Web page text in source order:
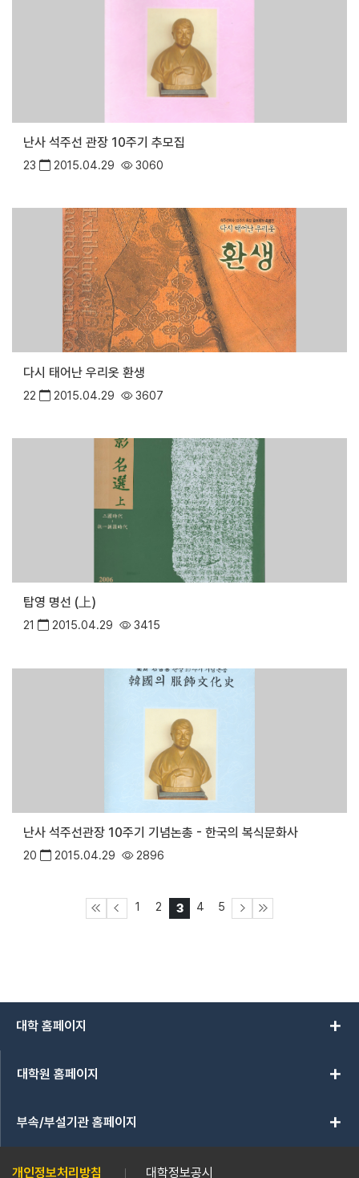
난사 석주선 관장 10주기 추모집
23 2015.04.29 3060
다시 태어난 우리옷 환생
22 2015.04.29 3607
탑영 명선 (上)
21 2015.04.29 3415
난사 석주선관장 10주기 기념논총 - 한국의 복식문화사
20 2015.04.29 2896
1 2 3 4 5
대학 홈페이지 add
대학원 홈페이지 add
부속/부설기관 홈페이지 add
개인정보처리방침 대학정보공시